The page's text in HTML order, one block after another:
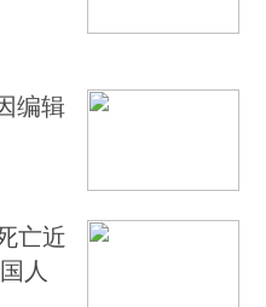
编辑
亡近
人